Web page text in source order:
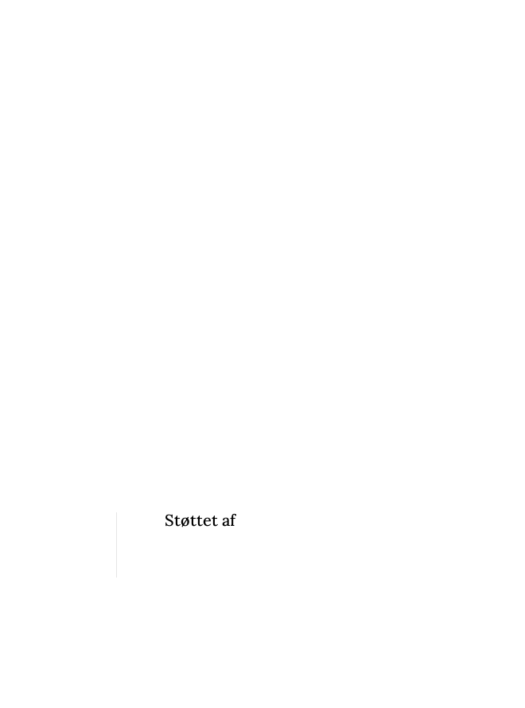
Støttet af